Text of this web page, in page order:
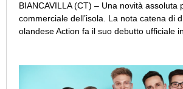
BIANCAVILLA (CT) – Una novità assoluta
commerciale dell’isola. La nota catena di
olandese Action fa il suo debutto ufficiale in